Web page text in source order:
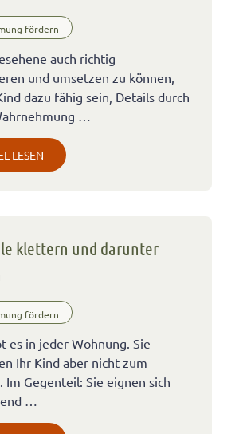
fördern
auch richtig
und umsetzen zu können,
dazu fähig sein, Details durch
…
LESEN
klettern und darunter
fördern
es in jeder Wohnung. Sie
Ihr Kind aber nicht zum
Im Gegenteil: Sie eignen sich
…